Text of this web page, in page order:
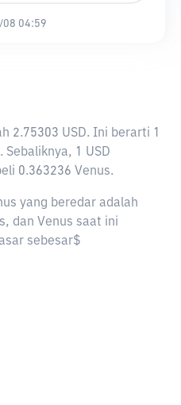
04:59
2.75303 USD. Ini berarti 1
Sebaliknya, 1 USD
0.363236 Venus.
yang beredar adalah
dan Venus saat ini
sebesar$